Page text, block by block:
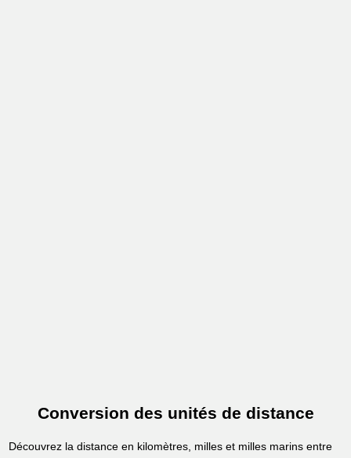
Conversion des unités de distance
Découvrez la distance en kilomètres, milles et milles marins entre